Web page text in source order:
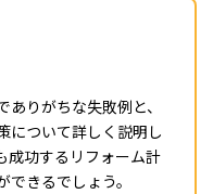
りがちな失敗例と、
について詳しく説明し
成功するリフォーム計
きるでしょう。